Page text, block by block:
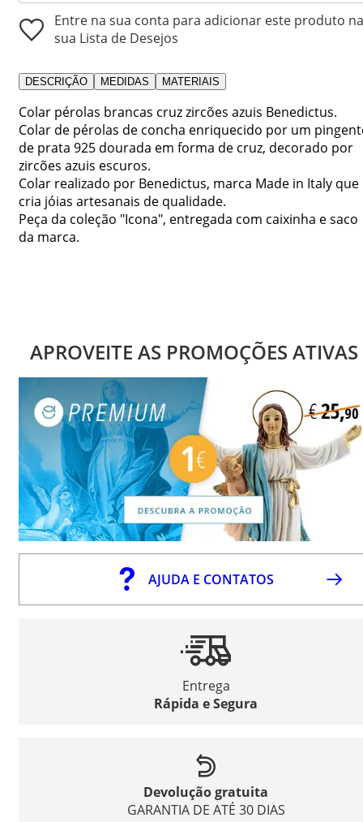
Entre na sua conta para adicionar este produto na
sua Lista de Desejos
DESCRIÇÃO MEDIDAS MATERIAIS
Colar pérolas brancas cruz zircões azuis Benedictus.
Colar de pérolas de concha enriquecido por um
de prata 925 dourada em forma de cruz, decorado por
zircões azuis escuros.
Colar realizado por Benedictus, marca Made in Italy que
cria jóias artesanais de qualidade.
Peça da coleção "Icona", entregada com caixinha e saco
da marca.
APROVEITE AS PROMOÇÕES ATIVAS
AJUDA E CONTATOS
Entrega
Rápida e Segura
Devolução gratuita
GARANTIA DE ATÉ 30 DIAS